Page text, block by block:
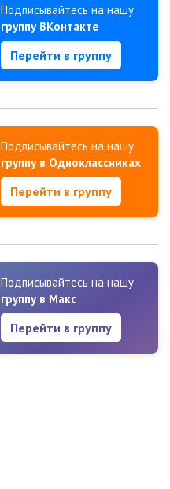
Подписывайтесь на нашу
группу ВКонтакте
Перейти в группу
Подписывайтесь на нашу
группу в Одноклассниках
Перейти в группу
Подписывайтесь на нашу
группу в Макс
Перейти в группу